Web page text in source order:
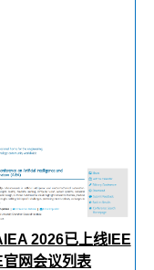
2026已上线IEE
官网会议列表